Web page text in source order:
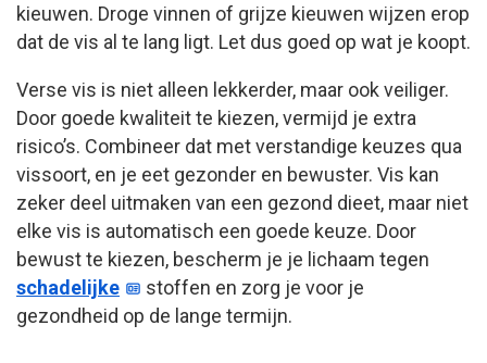
kieuwen. Droge vinnen of grijze kieuwen wijzen erop
dat de vis al te lang ligt. Let dus goed op wat je koopt.
Verse vis is niet alleen lekkerder, maar ook veiliger.
Door goede kwaliteit te kiezen, vermijd je extra
risico’s. Combineer dat met verstandige keuzes qua
vissoort, en je eet gezonder en bewuster. Vis kan
zeker deel uitmaken van een gezond dieet, maar niet
elke vis is automatisch een goede keuze. Door
bewust te kiezen, bescherm je je lichaam tegen
schadelijke
stoffen en zorg je voor je
gezondheid op de lange termijn.